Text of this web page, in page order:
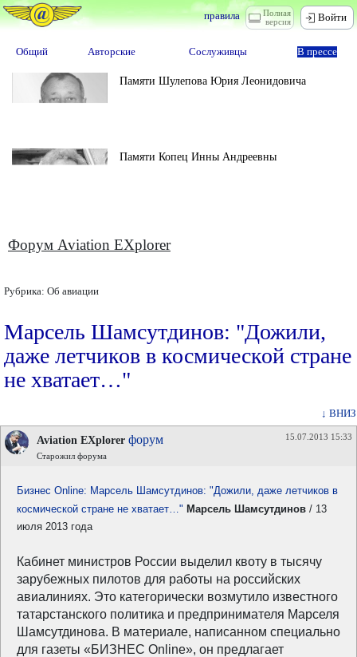
Полная
версия
правила Войти
Общий Авторские Сослуживцы В прессе
Памяти Шулепова Юрия Леонидовича
Памяти Копец Инны Андреевны
Форум Aviation EXplorer
Рубрика: Об авиации
Марсель Шамсутдинов: "Дожили,
даже летчиков в космической стране
не хватает…"
↓ ВНИЗ
Aviation EXplorer форум
Старожил форума
15.07.2013 15:33
Бизнес Online: Марсель Шамсутдинов: "Дожили, даже летчиков в
космической стране не хватает…" Марсель Шамсутдинов / 13
июля 2013 года
Кабинет министров России выделил квоту в тысячу
зарубежных пилотов для работы на российских
авиалиниях. Это категорически возмутило известного
татарстанского политика и предпринимателя Марселя
Шамсутдинова. В материале, написанном специально
для газеты «БИЗНЕС Online», он предлагает